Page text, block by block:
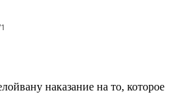
наказание на то, которое